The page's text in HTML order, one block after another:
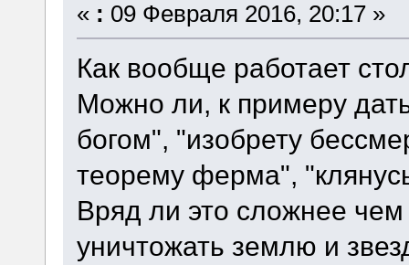
« : 09 Февраля 2016, 20:17 »
Как вообще работает
Можно ли, к примеру
богом", "изобрету
теорему ферма",
Вряд ли это сложнее
уничтожать землю и